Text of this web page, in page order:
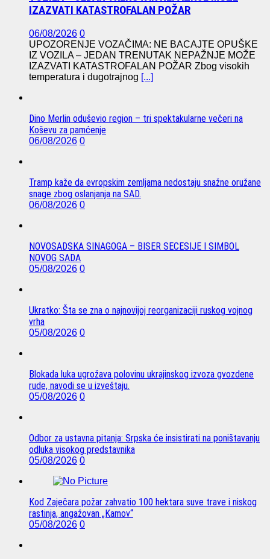
IZAZVATI KATASTROFALAN POŽAR
06/08/2026 0
UPOZORENJE VOZAČIMA: NE BACAJTE OPUŠKE
IZ VOZILA – JEDAN TRENUTAK NEPAŽNJE MOŽE
IZAZVATI KATASTROFALAN POŽAR Zbog visokih
temperatura i dugotrajnog [...]
Dino Merlin oduševio region – tri spektakularne večeri na
Koševu za pamćenje
06/08/2026 0
Tramp kaže da evropskim zemljama nedostaju snažne oružane
snage zbog oslanjanja na SAD.
06/08/2026 0
NOVOSADSKA SINAGOGA – BISER SECESIJE I SIMBOL
NOVOG SADA
05/08/2026 0
Ukratko: Šta se zna o najnovijoj reorganizaciji ruskog vojnog
vrha
05/08/2026 0
Blokada luka ugrožava polovinu ukrajinskog izvoza gvozdene
rude, navodi se u izveštaju.
05/08/2026 0
Odbor za ustavna pitanja: Srpska će insistirati na poništavanju
odluka visokog predstavnika
05/08/2026 0
Kod Zaječara požar zahvatio 100 hektara suve trave i niskog
rastinja, angažovan „Kamov“
05/08/2026 0